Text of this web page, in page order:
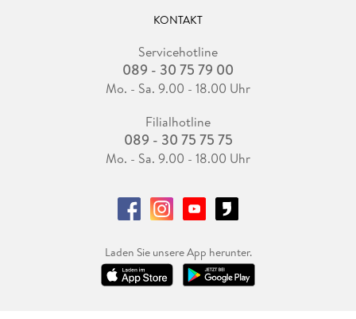
KONTAKT
Servicehotline
089 - 30 75 79 00
Mo. - Sa. 9.00 - 18.00 Uhr
Filialhotline
089 - 30 75 75 75
Mo. - Sa. 9.00 - 18.00 Uhr
Laden Sie unsere App herunter.